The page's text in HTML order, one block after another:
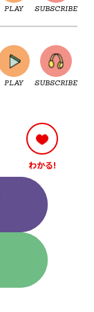
PLAY SUBSCRIBE
CLOSE
PLAY SUBSCRIBE
CLOSE
わかる!